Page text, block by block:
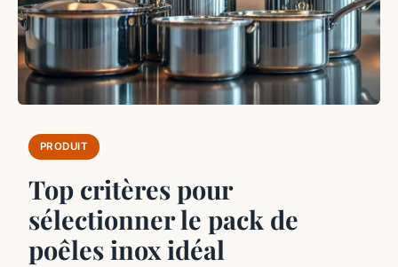
PRODUIT
Top critères pour
sélectionner le pack de
poêles inox idéal